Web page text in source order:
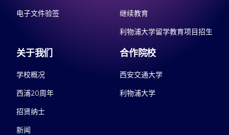
电子文件验签 继续教育
利物浦大学留学教育项目招生
关于我们
学校概况
西浦20周年
招贤纳士
新闻
合作院校
西安交通大学
利物浦大学